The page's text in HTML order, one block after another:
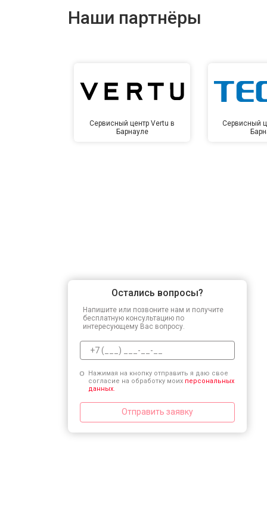
Наши партнёры
Сервисный центр Vertu в
Барнауле
Сервисный
Остались вопросы?
Напишите или позвоните нам и получите
бесплатную консультацию по
интересующему Вас вопросу.
Нажимая на кнопку отправить я даю свое
согласие на обработку моих персональных
данных.
Отправить заявку